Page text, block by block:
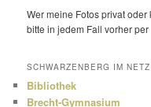
Wer meine Fotos privat
bitte in jedem Fall vorher
SCHWARZENBERG IM NETZ
Bibliothek
Brecht-Gymnasium